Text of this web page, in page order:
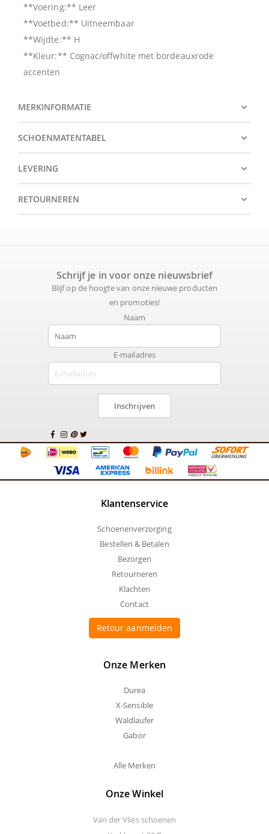
**Voering:** Leer
**Voetbed:** Uitneembaar
**Wijdte:** H
**Kleur:** Cognac/offwhite met bordeauxrode
accenten
MERKINFORMATIE
SCHOENMATENTABEL
LEVERING
RETOURNEREN
Schrijf je in voor onze nieuwsbrief
Blijf op de hoogte van onze nieuwe producten
en promoties!
Naam
E-mailadres
Inschrijven
Klantenservice
Schoenenverzorging
Bestellen & Betalen
Bezorgen
Retourneren
Klachten
Contact
Retour aanmelden
Onze Merken
Durea
X-Sensible
Waldlaufer
Gabor
Alle Merken
Onze Winkel
Van der Vlies schoenen